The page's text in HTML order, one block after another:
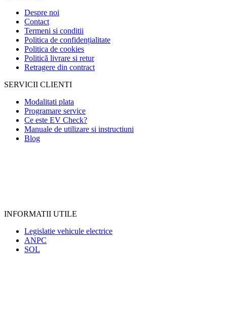
Despre noi
Contact
Termeni si conditii
Politica de confidențialitate
Politica de cookies
Politică livrare si retur
Retragere din contract
SERVICII CLIENTI
Modalitati plata
Programare service
Ce este EV Check?
Manuale de utilizare si instructiuni
Blog
INFORMATII UTILE
Legislatie vehicule electrice
ANPC
SOL